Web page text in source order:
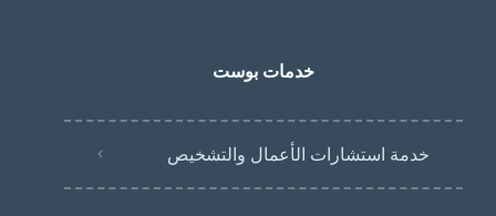
خدمات بوست
خدمة استشارات الأعمال والتشخيص